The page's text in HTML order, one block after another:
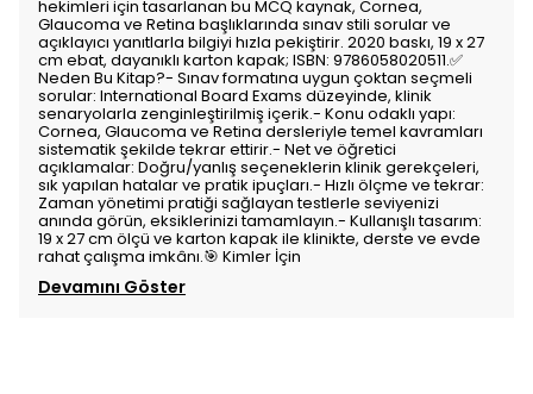
hekimleri için tasarlanan bu MCQ kaynak, Cornea,
Glaucoma ve Retina başlıklarında sınav stili sorular ve
açıklayıcı yanıtlarla bilgiyi hızla pekiştirir. 2020 baskı, 19 x 27
cm ebat, dayanıklı karton kapak; ISBN: 9786058020511.✅
Neden Bu Kitap?- Sınav formatına uygun çoktan seçmeli
sorular: International Board Exams düzeyinde, klinik
senaryolarla zenginleştirilmiş içerik.- Konu odaklı yapı:
Cornea, Glaucoma ve Retina dersleriyle temel kavramları
sistematik şekilde tekrar ettirir.- Net ve öğretici
açıklamalar: Doğru/yanlış seçeneklerin klinik gerekçeleri,
sık yapılan hatalar ve pratik ipuçları.- Hızlı ölçme ve tekrar:
Zaman yönetimi pratiği sağlayan testlerle seviyenizi
anında görün, eksiklerinizi tamamlayın.- Kullanışlı tasarım:
19 x 27 cm ölçü ve karton kapak ile klinikte, derste ve evde
rahat çalışma imkânı.🎯 Kimler İçin
Devamını Göster